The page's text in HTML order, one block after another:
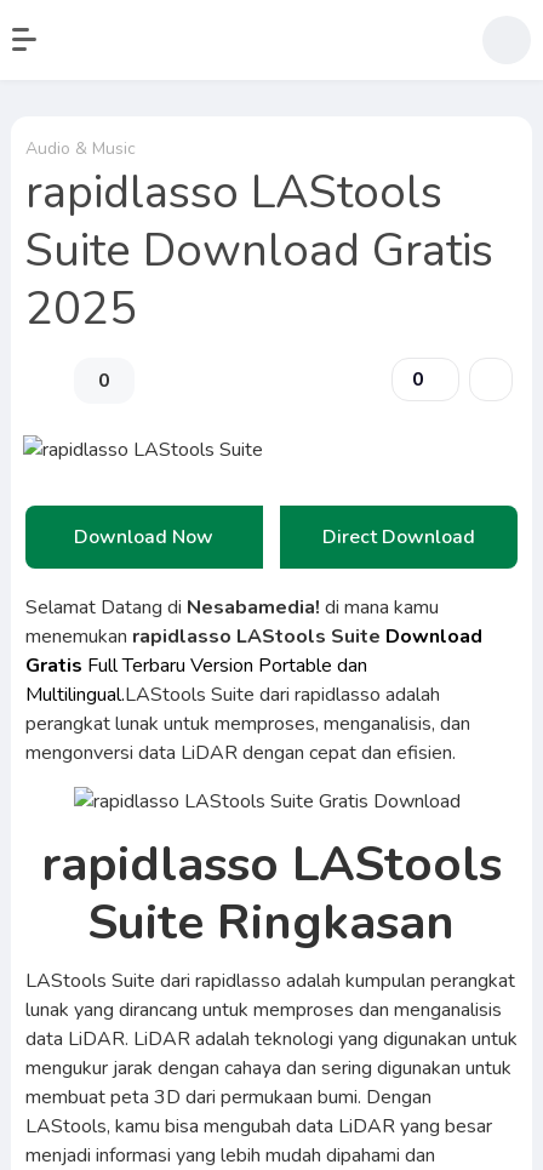
Audio & Music
rapidlasso LAStools
Suite Download Gratis
2025
0 0
Download Now Direct Download
Selamat Datang di Nesabamedia! di mana kamu
menemukan rapidlasso LAStools Suite Download
Gratis Full Terbaru Version Portable dan
Multilingual.LAStools Suite dari rapidlasso adalah
perangkat lunak untuk memproses, menganalisis, dan
mengonversi data LiDAR dengan cepat dan efisien.
rapidlasso LAStools
Suite Ringkasan
LAStools Suite dari rapidlasso adalah kumpulan perangkat
lunak yang dirancang untuk memproses dan menganalisis
data LiDAR. LiDAR adalah teknologi yang digunakan untuk
mengukur jarak dengan cahaya dan sering digunakan untuk
membuat peta 3D dari permukaan bumi. Dengan
LAStools, kamu bisa mengubah data LiDAR yang besar
menjadi informasi yang lebih mudah dipahami dan